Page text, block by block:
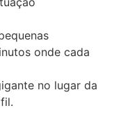
onde cada
no lugar da